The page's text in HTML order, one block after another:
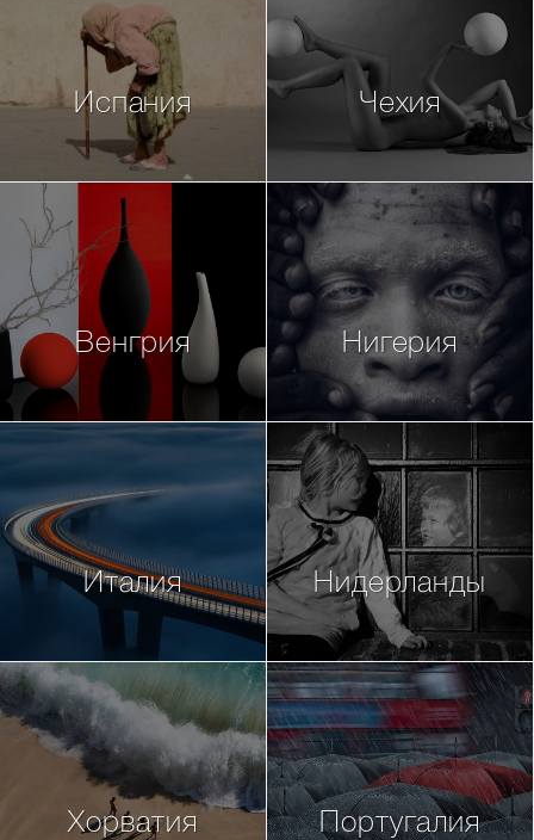
Испания Чехия
Венгрия Нигерия
Италия Нидерланды
Хорватия Португалия